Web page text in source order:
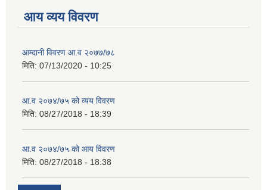
आय व्यय विवरण
आम्दानी विवरण आ.व २०७७/७८
मिति: 07/13/2020 - 10:25
आ.व २०७४/७५ को व्यय विवरण
मिति: 08/27/2018 - 18:39
आ.व २०७४/७५ को आय विवरण
मिति: 08/27/2018 - 18:38